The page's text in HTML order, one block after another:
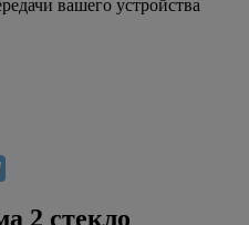
вашего устройства
2 стекло